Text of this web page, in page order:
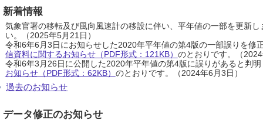
新着情報
気象官署の移転及び風向風速計の移設に伴い、平年値の一部を更新し
い。（2025年5月21日）
令和6年6月3日にお知らせした2020年平年値の第4版の一部誤りを
信資料に関するお知らせ（PDF形式：121KB） のとおりです。（2024
令和6年3月26日に公開した2020年平年値の第4版に誤りがあると判
お知らせ（PDF形式：62KB） のとおりです。（2024年6月3日）
過去のお知らせ
データ修正のお知らせ